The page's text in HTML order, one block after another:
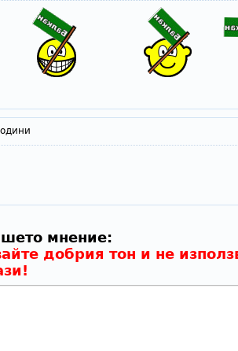
мнение:
добрия тон и не